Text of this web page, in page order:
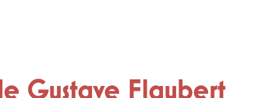
Gustave Flaubert